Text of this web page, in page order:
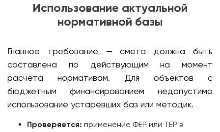
Использование актуальной
нормативной базы
Главное требование — смета должна быть
составлена по действующим на момент
расчёта нормативам. Для объектов с
бюджетным финансированием недопустимо
использование устаревших баз или методик.
Проверяется: применение ФЕР или ТЕР в